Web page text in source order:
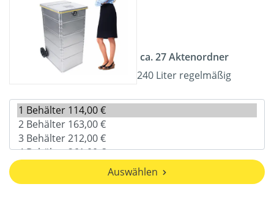
ca. 27 Aktenordner
240 Liter regelmäßig
Auswählen